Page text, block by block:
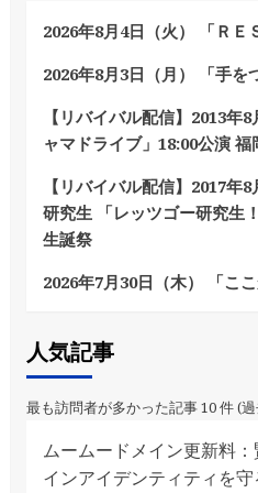
2026年8月4日（火） 「ＲＥ
2026年8月3日（月） 「手を
【リバイバル配信】2013年
ャマドライブ」18:00公演
【リバイバル配信】2017年
研究生 「レッツゴー研究生
生誕祭
2026年7月30日（木） 「こ
人気記事
最も訪問者が多かった記事 10 件 (
ムームードメイン更新料
インアイデンティティを守